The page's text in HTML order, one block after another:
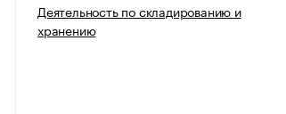
Деятельность по складированию и
хранению